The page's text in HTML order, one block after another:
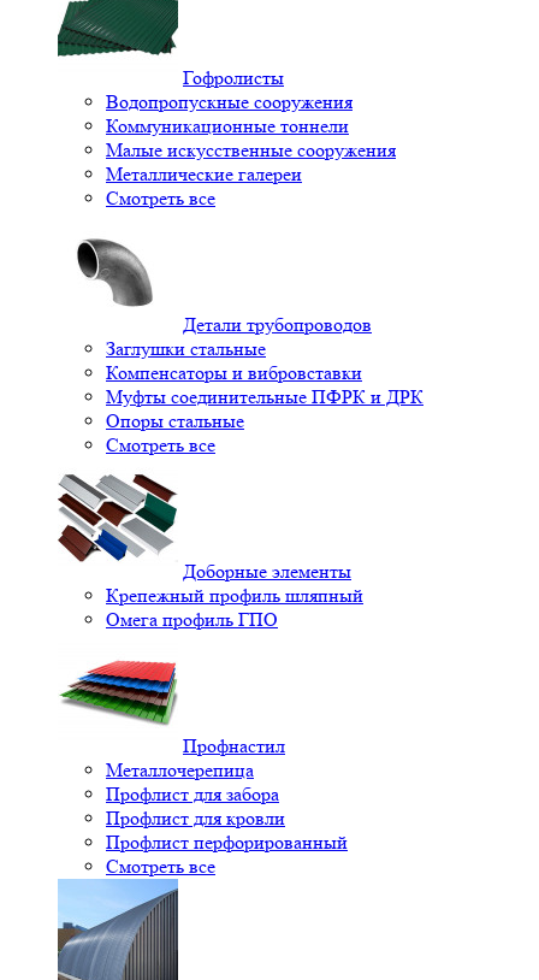
Гофролисты
Водопропускные сооружения
Коммуникационные тоннели
Малые искусственные сооружения
Металлические галереи
Смотреть все
Детали трубопроводов
Заглушки стальные
Компенсаторы и вибровставки
Муфты соединительные ПФРК и ДРК
Опоры стальные
Смотреть все
Доборные элементы
Крепежный профиль шляпный
Омега профиль ГПО
Профнастил
Металлочерепица
Профлист для забора
Профлист для кровли
Профлист перфорированный
Смотреть все